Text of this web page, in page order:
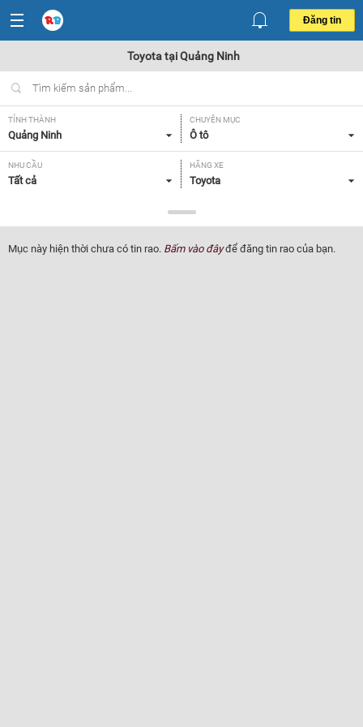
Đăng tin
Toyota tại Quảng Ninh
TỈNH THÀNH
Quảng Ninh
CHUYÊN MỤC
Ô tô
NHU CẦU
Tất cả
HÃNG XE
Toyota
Tất cả
NĂM SẢN XUẤT
Tất cả
GIÁ XE XUẤT XỨ
Mục này hiện thời chưa có tin rao. Bấm vào đâyđể đăng tin rao của bạn.